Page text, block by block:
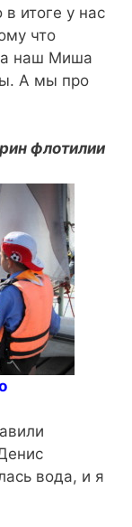
итоге у нас
что
наш Миша
А мы про
флотилии
вода, и я